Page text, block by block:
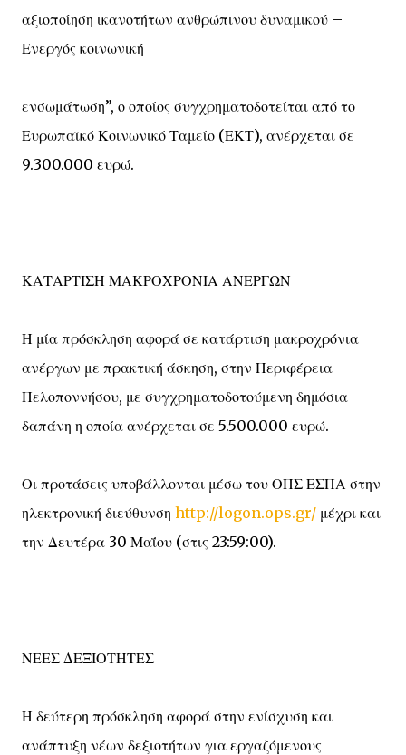
αξιοποίηση ικανοτήτων ανθρώπινου δυναμικού –
Ενεργός κοινωνική
ενσωμάτωση”, ο οποίος συγχρηματοδοτείται από το
Ευρωπαϊκό Κοινωνικό Ταμείο (ΕΚΤ), ανέρχεται σε
9.300.000 ευρώ.
ΚΑΤΑΡΤΙΣΗ ΜΑΚΡΟΧΡΟΝΙΑ ΑΝΕΡΓΩΝ
Η μία πρόσκληση αφορά σε κατάρτιση μακροχρόνια
ανέργων με πρακτική άσκηση, στην Περιφέρεια
Πελοποννήσου, με συγχρηματοδοτούμενη δημόσια
δαπάνη η οποία ανέρχεται σε 5.500.000 ευρώ.
Οι προτάσεις υποβάλλονται μέσω του ΟΠΣ ΕΣΠΑ στην
ηλεκτρονική διεύθυνση http://logon.ops.gr/ μέχρι και
την Δευτέρα 30 Μαΐου (στις 23:59:00).
ΝΕΕΣ ΔΕΞΙΟΤΗΤΕΣ
Η δεύτερη πρόσκληση αφορά στην ενίσχυση και
ανάπτυξη νέων δεξιοτήτων για εργαζόμενους